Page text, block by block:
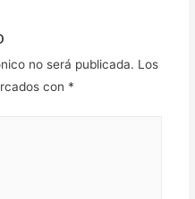
no será publicada. Los
con *